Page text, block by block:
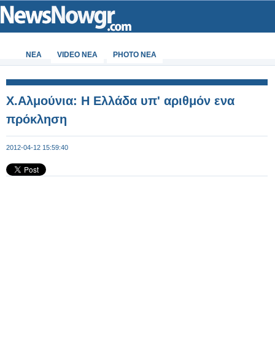
ΝΕΑ VIDEO NEA PHOTO NEA
Χ.Αλμούνια: Η Ελλάδα υπ' αριθμόν ενα
πρόκληση
2012-04-12 15:59:40